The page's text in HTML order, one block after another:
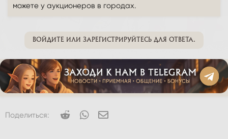
можете у аукционеров в городах.
ВОЙДИТЕ ИЛИ ЗАРЕГИСТРИРУЙТЕСЬ ДЛЯ ОТВЕТА.
Поделиться: Reddit WhatsApp